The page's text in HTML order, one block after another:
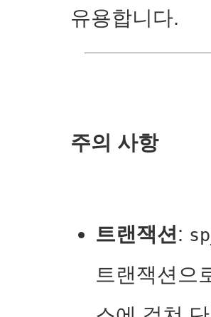
유용합니다.
주의 사항
트랜잭션:
트랜잭션으